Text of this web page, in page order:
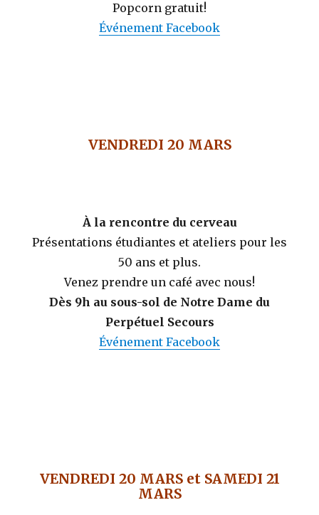
Popcorn gratuit!
Événement Facebook
VENDREDI 20 MARS
À la rencontre du cerveau
Présentations étudiantes et ateliers pour les
50 ans et plus.
Venez prendre un café avec nous!
Dès 9h au sous-sol de Notre Dame du
Perpétuel Secours
Événement Facebook
VENDREDI 20 MARS et SAMEDI 21
MARS